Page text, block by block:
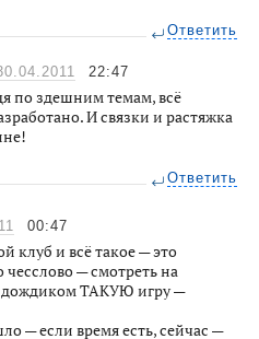
Ответить
22:47
по здешним темам, всё
И связки и растяжка
Ответить
00:47
клуб и всё такое — это
— смотреть на
дождиком ТАКУЮ игру —
— если время есть, сейчас —